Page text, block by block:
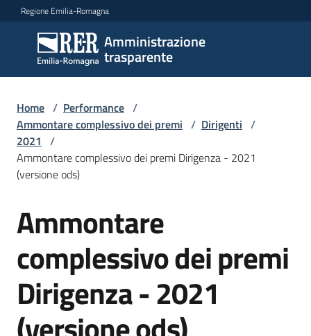
Vai al contenuto
Vai alla navigazione
Vai al footer
Regione Emilia-Romagna
Amministrazione
trasparente
Amministrazione
trasparente
Sottosezioni
Accesso
Home / Performance /
Ammontare complessivo dei premi / Dirigenti /
2021 /
Ammontare complessivo dei premi Dirigenza - 2021
(versione ods)
Ammontare
complessivo dei premi
Dirigenza - 2021